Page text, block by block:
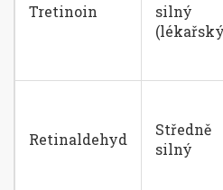
Tretinoin
silný
Retinaldehyd
Středně
silný